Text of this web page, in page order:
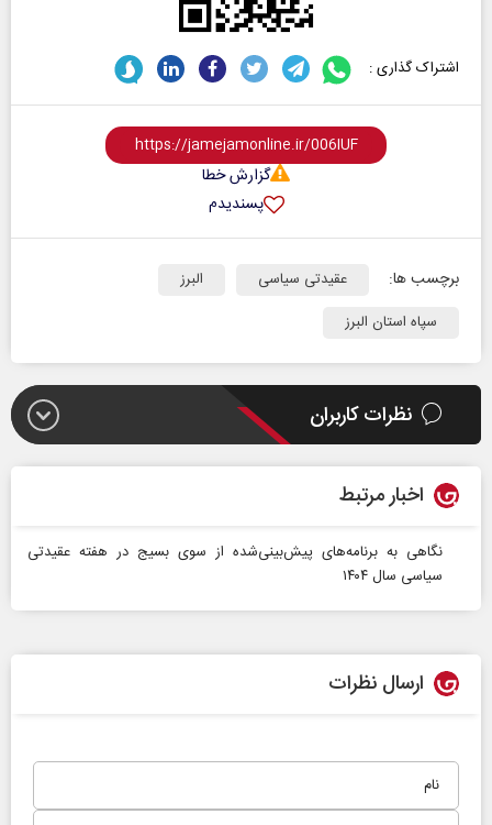
اشتراک گذاری :
گزارش خطا
پسندیدم
برچسب ها: عقیدتی سیاسی
البرز
سپاه استان البرز
نظرات کاربران
اخبار مرتبط
نگاهی به برنامه‌های پیش‌بینی‌شده از سوی بسیج در هفته عقیدتی
سیاسی سال ۱۴۰۴
ارسال نظرات